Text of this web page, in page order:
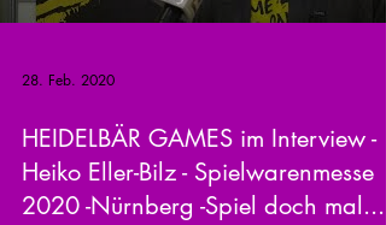
28. Feb. 2020
HEIDELBÄR GAMES im Interview -
Heiko Eller-Bilz - Spielwarenmesse
2020 -Nürnberg -Spiel doch mal...!